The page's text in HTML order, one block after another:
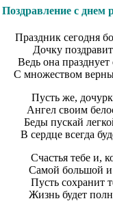
Поздравление с днем
Праздник сегодня
Дочку
Ведь она
С множеством
Пусть же,
Ангел своим
Беды пускай
В сердце всегда
Счастья тебе и,
Самой большой
Пусть сохранит
Жизнь будет